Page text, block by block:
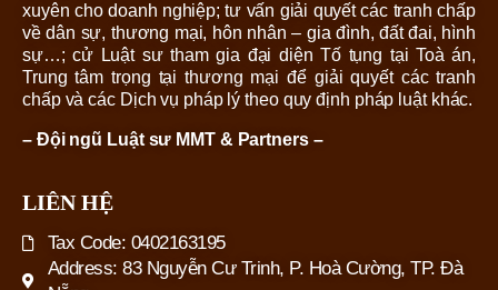
xuyên cho doanh nghiệp; tư vấn giải quyết các tranh chấp
về dân sự, thương mại, hôn nhân – gia đình, đất đai, hình
sự…; cử Luật sư tham gia đại diện Tố tụng tại Toà án,
Trung tâm trọng tại thương mại để giải quyết các tranh
chấp và các Dịch vụ pháp lý theo quy định pháp luật khác.
– Đội ngũ Luật sư MMT & Partners –
LIÊN HỆ
Tax Code: 0402163195
Address: 83 Nguyễn Cư Trinh, P. Hoà Cường, TP. Đà